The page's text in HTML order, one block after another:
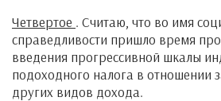
Четвертое . Считаю, что во имя
справедливости пришло время
введения прогрессивной шкалы
подоходного налога в отношении
других видов дохода.